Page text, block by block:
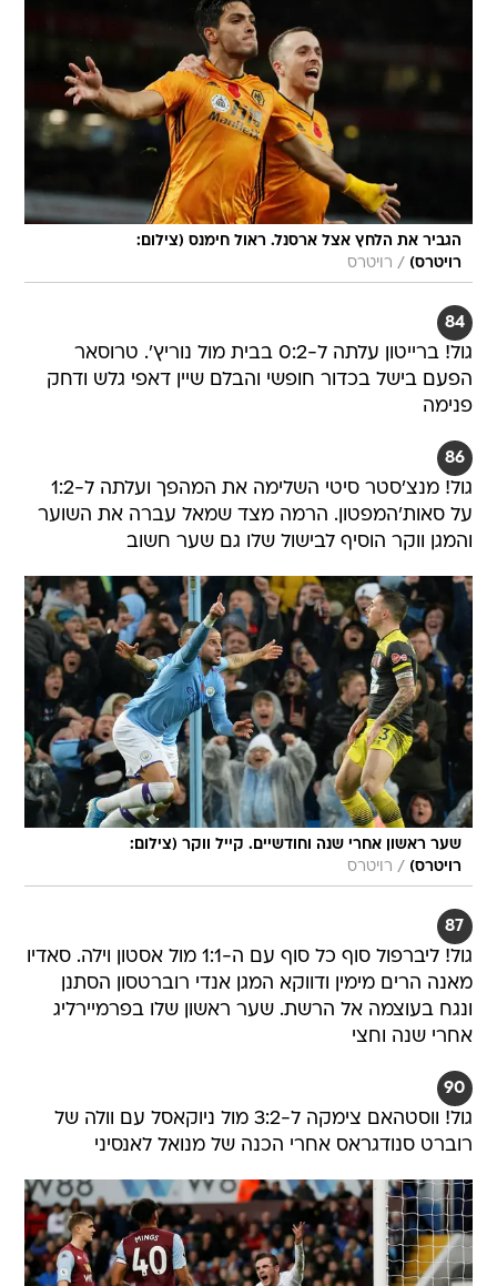
הגביר את הלחץ אצל ארסנל. ראול חימנס (צילום:
רויטרס) / רויטרס
84
גול! ברייטון עלתה ל-0:2 בבית מול נוריץ'. טרוסאר
הפעם בישל בכדור חופשי והבלם שיין דאפי גלש ודחק
פנימה
86
גול! מנצ'סטר סיטי השלימה את המהפך ועלתה ל-1:2
על סאות'המפטון. הרמה מצד שמאל עברה את השוער
והמגן ווקר הוסיף לבישול שלו גם שער חשוב
שער ראשון אחרי שנה וחודשיים. קייל ווקר (צילום:
רויטרס) / רויטרס
87
גול! ליברפול סוף כל סוף עם ה-1:1 מול אסטון וילה. סאדיו
מאנה הרים מימין ודווקא המגן אנדי רוברטסון הסתנן
ונגח בעוצמה אל הרשת. שער ראשון שלו בפרמיירליג
אחרי שנה וחצי
90
גול! ווסטהאם צימקה ל-3:2 מול ניוקאסל עם וולה של
רוברט סנודגראס אחרי הכנה של מנואל לאנסיני